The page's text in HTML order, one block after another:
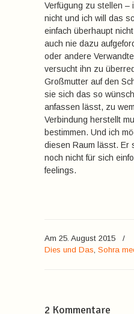
Verfügung zu stellen –
nicht und ich will das
einfach überhaupt
auch nie dazu
oder andere
versucht ihn zu
Großmutter auf den
sie sich das so
anfassen lässt, zu
Verbindung herstellt
bestimmen. Und ich
diesen Raum lässt. Er
noch nicht für sich
feelings.
Am 25. August 2015
/
Dies und Das, Sohra
2 Kommentare